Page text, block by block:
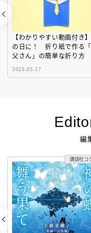
【わかりやすい動画付き
の日に！ 折り紙で作る
父さん」の簡単な折り方
2026.05.17
編
講談社コ